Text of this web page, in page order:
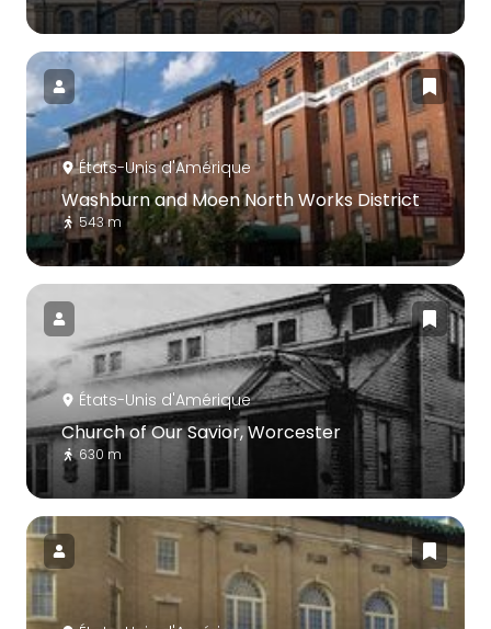
États-Unis d'Amérique
Washburn and Moen North Works District
543 m
États-Unis d'Amérique
Church of Our Savior, Worcester
630 m